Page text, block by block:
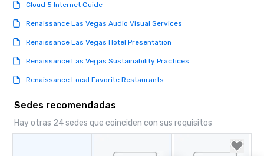
Cloud 5 Internet Guide
Renaissance Las Vegas Audio Visual Services
Renaissance Las Vegas Hotel Presentation
Renaissance Las Vegas Sustainability Practices
Renaissance Local Favorite Restaurants
Sedes recomendadas
Hay otras 24 sedes que coinciden con sus requisitos